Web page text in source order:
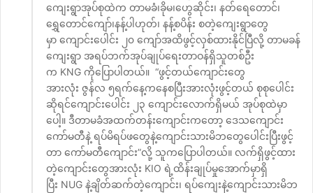
ကျေးရွာအုပ်စုထဲက တာမခံ၊ခိုမ၊ဟွေဆိုင်း၊ နတ်ရေတောင်၊
ရွှေတောင်ကျော်၊နန့်ပါဟုတ်၊ နန့်စပိန်း စတဲ့ကျေးရွာတွေ
မှာ ကျောင်းပေါင်း ၂၀ ကျော်အထိဖွင့်လှစ်ထားနိုင်ပြီလို့ တာမခန်
ကျေးရွာ အရပ်ဘက်အုပ်ချုပ်ရေးတာဝန်ရှိသူတစ်ဦး
က KNG ကိုပြောပါတယ်။ “ဖွင့်တယ်ကျောင်းတွေ
အားလုံး ဇွန်လ ၅ရက်နေ့ကနေစပြီးအားလုံးဖွင့်တယ် စုစုပေါင်း
ဆိုရင်ကျောင်းပေါင်း ၂၃ ကျောင်းလောက်ရှိမယ် အုပ်စုထဲမှာ
ပေါ့။ ဒီတာမခံအထက်တန်းကျောင်းကတော့ ဒေသကျောင်း
ကော်မတီနဲ့ ရပ်မိရပ်ဖတွေနဲ့ကျောင်းသားမိဘတွေပေါင်းပြီးဖွင့်
တာ ကော်မတီကျောင်း”လို့ သူကပြောပါတယ်။ လက်ရှိဖွင့်ထား
တဲ့ကျောင်းတွေအားလုံး KIO ရဲ့ထိန်းချုပ်မှုအောက်မှာရှိ
ပြီး NUG နဲ့ချိတ်ဆက်တဲ့ကျောင်း၊ ရပ်ကျေးနဲ့ကျောင်းသားမိဘ